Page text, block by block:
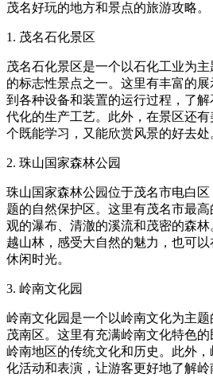
茂名好玩的地方和景点的旅游攻略。
1. 茂名石化景区
茂名石化景区是一个以石化工业为
的标志性景点之一。这里有丰富的
到各种设备和装置的运行过程，了
代化的生产工艺。此外，在景区还
个既能学习，又能欣赏风景的好去处
2. 珠山国家森林公园
珠山国家森林公园位于茂名市电白
题的自然保护区。这里有茂名市最
观的瀑布、清澈的溪流和茂密的森
越山林，感受大自然的魅力，也可
休闲时光。
3. 岭南文化园
岭南文化园是一个以岭南文化为主
茂南区。这里有充满岭南文化特色
岭南地区的传统文化和历史。此外
化活动和表演，让游客更好地了解岭